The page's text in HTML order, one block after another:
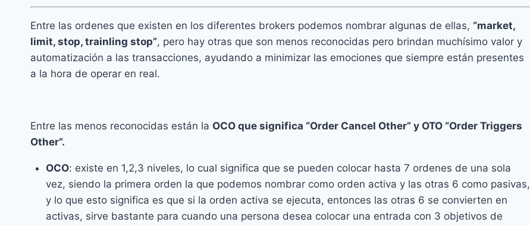
Entre las ordenes que existen en los diferentes brokers podemos nombrar algunas de ellas, “market,
limit, stop, trainling stop”, pero hay otras que son menos reconocidas pero brindan muchísimo valor y
automatización a las transacciones, ayudando a minimizar las emociones que siempre están presentes
a la hora de operar en real.
Entre las menos reconocidas están la OCO que significa “Order Cancel Other” y OTO “Order Triggers
Other”.
OCO: existe en 1,2,3 niveles, lo cual significa que se pueden colocar hasta 7 ordenes de una sola
vez, siendo la primera orden la que podemos nombrar como orden activa y las otras 6 como pasivas,
y lo que esto significa es que si la orden activa se ejecuta, entonces las otras 6 se convierten en
activas, sirve bastante para cuando una persona desea colocar una entrada con 3 objetivos de